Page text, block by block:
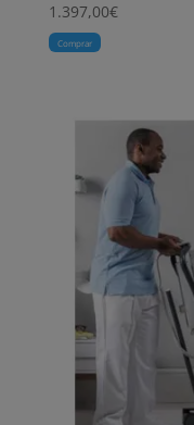
1.397,00€
Comprar